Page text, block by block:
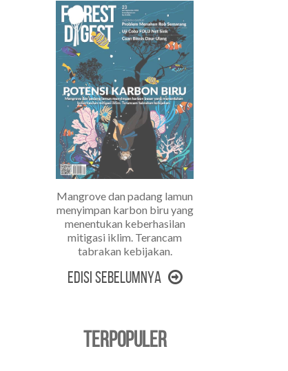
Mangrove dan padang lamun
menyimpan karbon biru yang
menentukan keberhasilan
mitigasi iklim. Terancam
tabrakan kebijakan.
Edisi Sebelumnya
TERPOPULER